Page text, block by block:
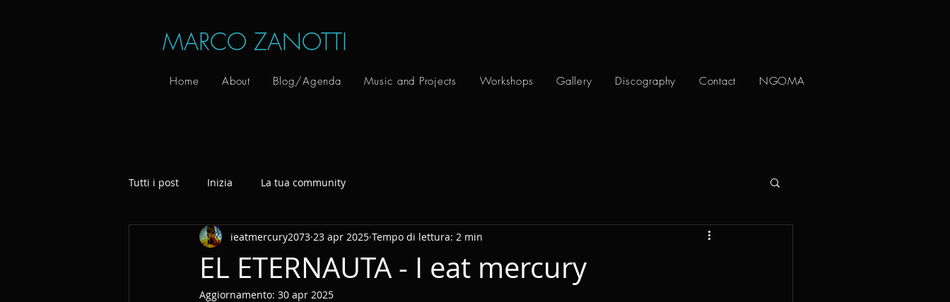
MARCO ZANOTTI
Home About Blog/Agenda Music and Projects Workshops Gallery Discography Contact NGOMA
Tutti i post Inizia La tua community
EL ETERNAUTA - I eat mercury
ieatmercury2073 23 apr 2025 Tempo di lettura: 2 min
Aggiornamento: 30 apr 2025